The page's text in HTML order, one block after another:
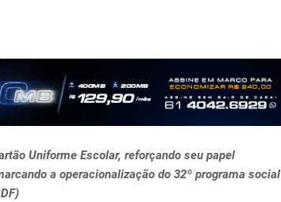
Uniforme Escolar, reforçando seu papel
a operacionalização do 32º programa social